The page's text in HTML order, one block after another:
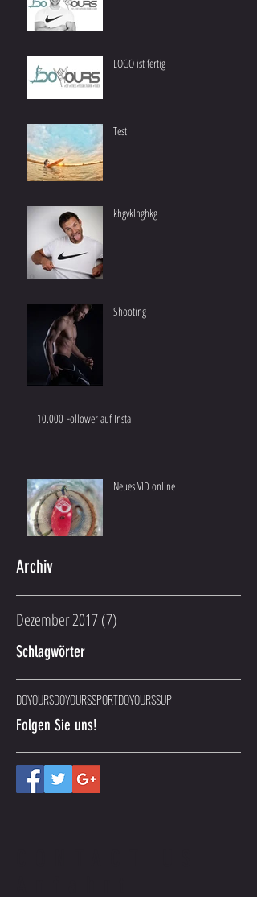
LOGO ist fertig
Test
khgvklhghkg
Shooting
10.000 Follower auf Insta
Neues VID online
Archiv
Dezember 2017(7)
Schlagwörter
DOYOURSDOYOURSSPORTDOYOURSSUP
Folgen Sie uns!